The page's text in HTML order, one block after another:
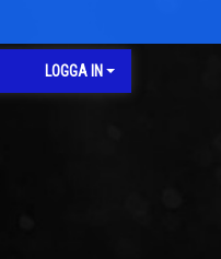
LOGGA IN